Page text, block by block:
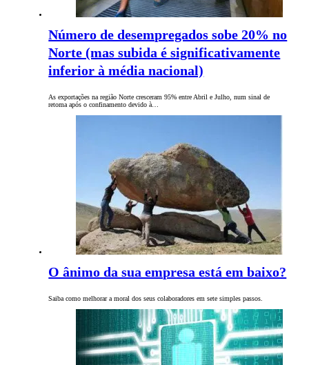
Número de desempregados sobe 20% no
Norte (mas subida é significativamente
inferior à média nacional)
As exportações na região Norte cresceram 95% entre Abril e Julho, num sinal de
retoma após o confinamento devido à…
O ânimo da sua empresa está em baixo?
Saiba como melhorar a moral dos seus colaboradores em sete simples passos.